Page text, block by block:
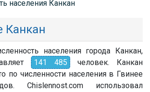
населения Канкан
Канкан
населения города Канкан,
141 485
человек. Канкан
по численности населения в Гвинее
Chislennost.com использовал